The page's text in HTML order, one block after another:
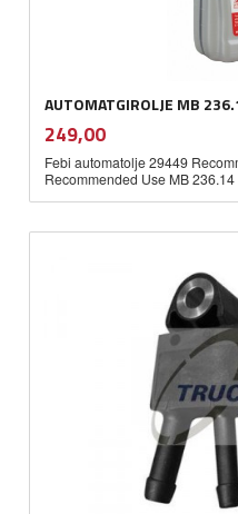
AUTOMATGIROLJE MB
Pris
249,00mva.
Febi automatolje 29449
Recommended Use MB 236.14